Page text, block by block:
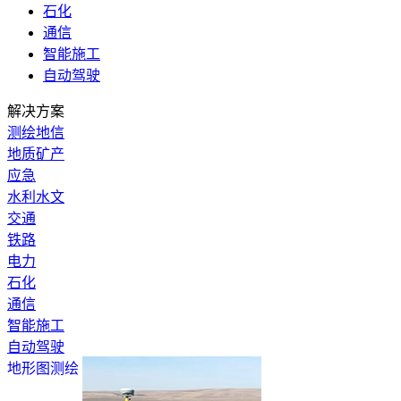
石化
通信
智能施工
自动驾驶
解决方案
测绘地信
地质矿产
应急
水利水文
交通
铁路
电力
石化
通信
智能施工
自动驾驶
地形图测绘